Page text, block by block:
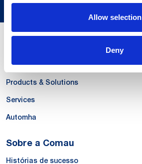
Allow selection
Deny
Systems
Products & Solutions
Services
Automha
Sobre a Comau
Histórias de sucesso